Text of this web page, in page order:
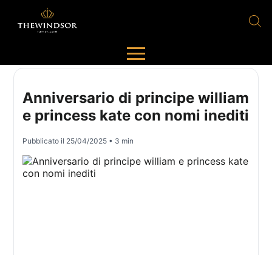
Anniversario di principe william
e princess kate con nomi inediti
Pubblicato il 25/04/2025 • 3 min